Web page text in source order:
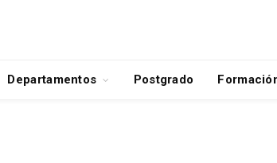
Departamentos Postgrado